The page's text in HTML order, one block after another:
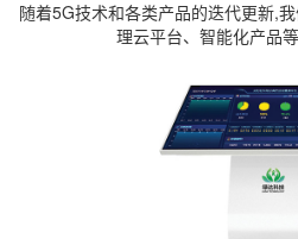
随着5G技术和各类产品的迭代更新,
理云平台、智能化产品